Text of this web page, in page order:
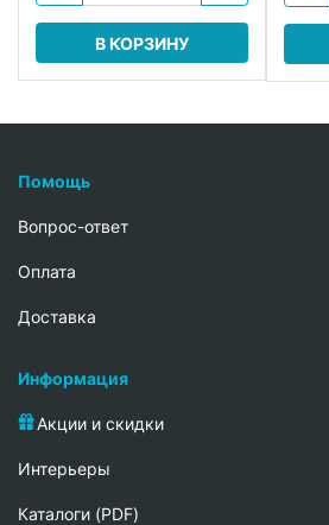
В КОРЗИНУ
Помощь
Вопрос-ответ
Oплата
Доставка
Информация
Акции и скидки
Интерьеры
Каталоги (PDF)